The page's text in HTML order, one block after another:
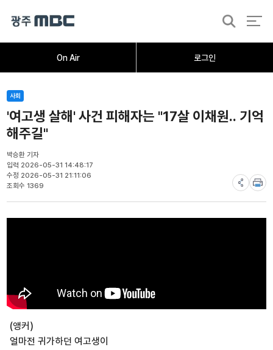
On Air 로그인
검
오늘의뉴스뉴스데스크 취재가시작되자
사회
'여고생 살해' 사건 피해자는 "17살 이채원.. 기억
해주길"
박승환 기자
입력 2026-05-31 14:48:17
수정 2026-05-31 21:11:06
조회수 1369
(앵커)
얼마전 귀가하던 여고생이